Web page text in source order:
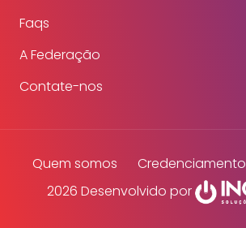
Faqs
A Federação
Contate-nos
Quem somos Credenciamento
2026 Desenvolvido por